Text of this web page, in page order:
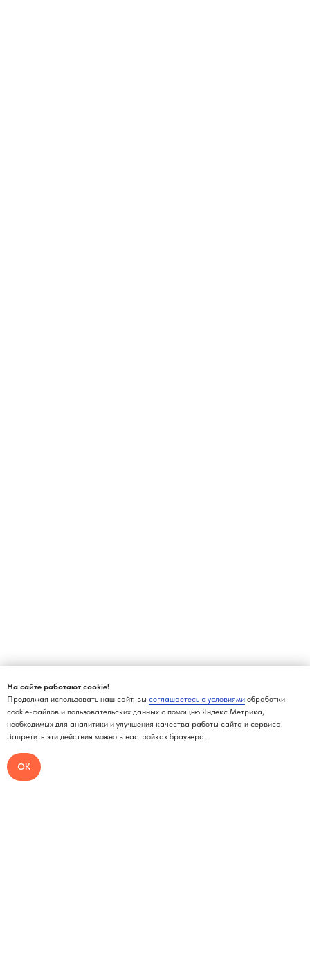
На сайте работают cookie!
Продолжая использовать наш сайт, вы соглашаетесь с условиями обработки
cookie-файлов и пользовательских данных с помощью Яндекс.Метрика,
необходимых для аналитики и улучшения качества работы сайта и сервиса.
Запретить эти действия можно в настройках браузера.
ОК